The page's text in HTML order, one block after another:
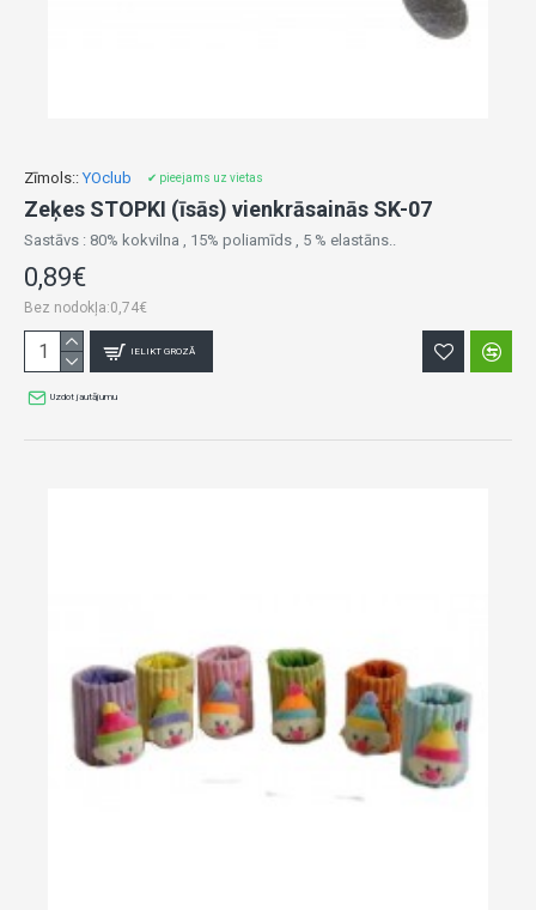
Zīmols:: YOclub ✔ pieejams uz vietas
Zeķes STOPKI (īsās) vienkrāsainās SK-07
Sastāvs : 80% kokvilna , 15% poliamīds , 5 % elastāns..
0,89€
Bez nodokļa:0,74€
IELIKT GROZĀ
Uzdot jautājumu